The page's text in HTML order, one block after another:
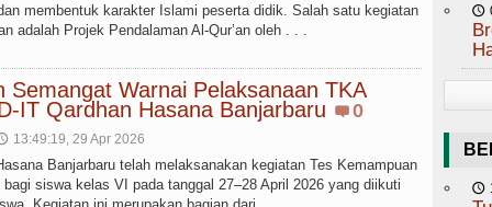
membentuk karakter Islami peserta didik. Salah satu kegiatan
adalah Projek Pendalaman Al-Qur’an oleh . . .
Semangat Warnai Pelaksanaan TKA
IT Qardhan Hasana Banjarbaru
0
13:49:19, 29 Apr 2026
Banjarbaru telah melaksanakan kegiatan Tes Kemampuan
siswa kelas VI pada tanggal 27–28 April 2026 yang diikuti
🕔
🕔